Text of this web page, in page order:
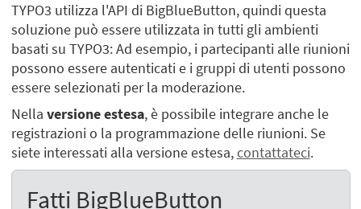
TYPO3 utilizza l'API di BigBlueButton, quindi questa
soluzione può essere utilizzata in tutti gli ambienti
basati su TYPO3: Ad esempio, i partecipanti alle riunioni
possono essere autenticati e i gruppi di utenti possono
essere selezionati per la moderazione.
Nella versione estesa, è possibile integrare anche le
registrazioni o la programmazione delle riunioni. Se
siete interessati alla versione estesa,contattateci.
Fatti BigBlueButton